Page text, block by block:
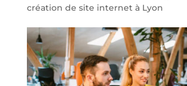
création de site internet à Lyon